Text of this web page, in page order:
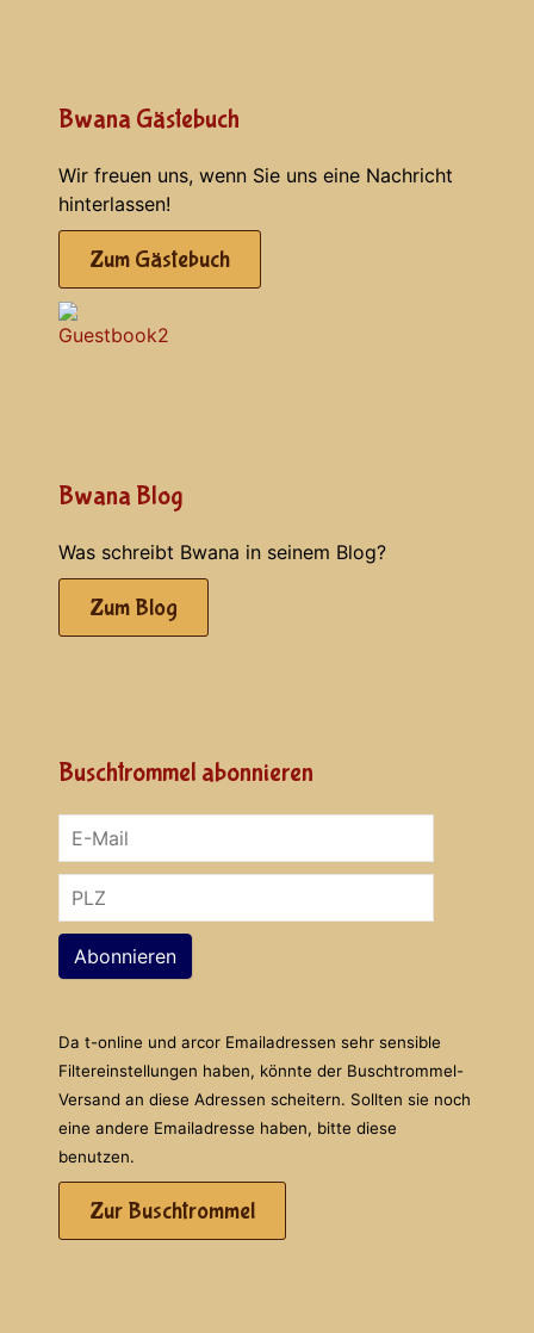
Bwana Gästebuch
Wir freuen uns, wenn Sie uns eine Nachricht
hinterlassen!
Zum Gästebuch
Bwana Blog
Was schreibt Bwana in seinem Blog?
Zum Blog
Buschtrommel abonnieren
Abonnieren
Da t-online und arcor Emailadressen sehr sensible
Filtereinstellungen haben, könnte der Buschtrommel-
Versand an diese Adressen scheitern. Sollten sie noch
eine andere Emailadresse haben, bitte diese
benutzen.
Zur Buschtrommel